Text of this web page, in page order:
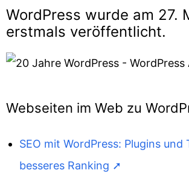
WordPress wurde am 27.
erstmals veröffentlicht.
Webseiten im Web zu
SEO mit WordPress: Plugins und
besseres Ranking